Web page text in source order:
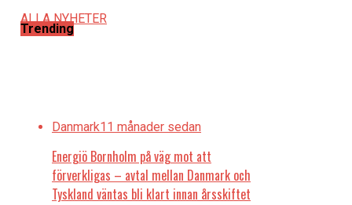
ALLA NYHETER
Trending
Danmark11 månader sedan
Energiö Bornholm på väg mot att
förverkligas – avtal mellan Danmark och
Tyskland väntas bli klart innan årsskiftet